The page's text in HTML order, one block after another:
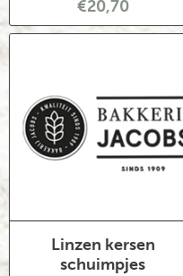
€20,70
Linzen kersen
schuimpjes